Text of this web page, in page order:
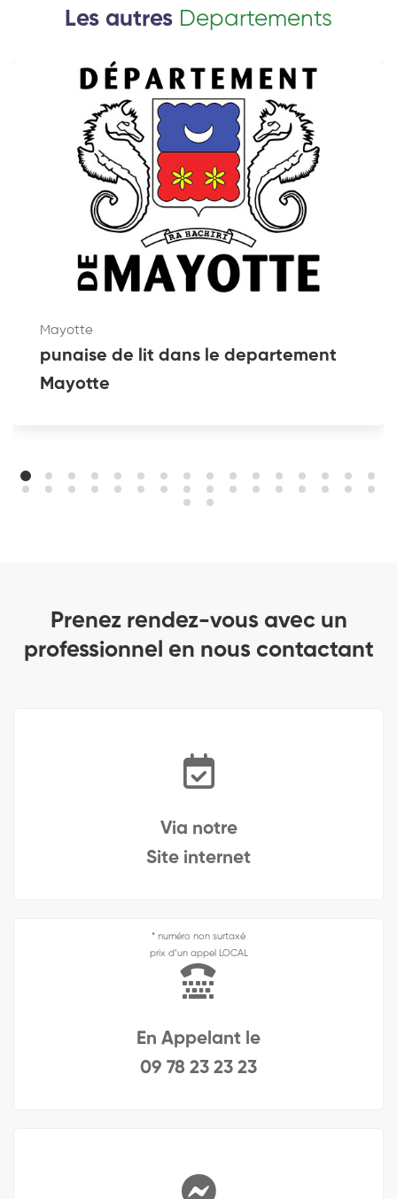
Les autres Departements
Mayotte
punaise de lit dans le departement
Mayotte
Prenez rendez-vous avec un
professionnel en nous contactant
Via notre
Site internet
* numéro non surtaxé
prix d’un appel LOCAL
En Appelant le
09 78 23 23 23